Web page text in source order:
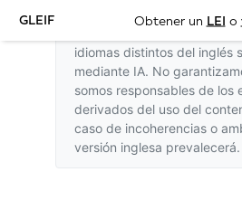
GLEIF Obtener un LEI o
Las traducciones de
idiomas distintos del inglés
mediante IA. No
somos responsables de los
derivados del uso del
caso de incoherencias o
versión inglesa prevalecerá.